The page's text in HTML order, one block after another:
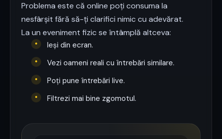
Problema este că online poți consuma la
nesfârșit fără să-ți clarifici nimic cu adevărat.
La un eveniment fizic se întâmplă altceva:
• Ieși din ecran.
• Vezi oameni reali cu întrebări similare.
• Poți pune întrebări live.
• Filtrezi mai bine zgomotul.